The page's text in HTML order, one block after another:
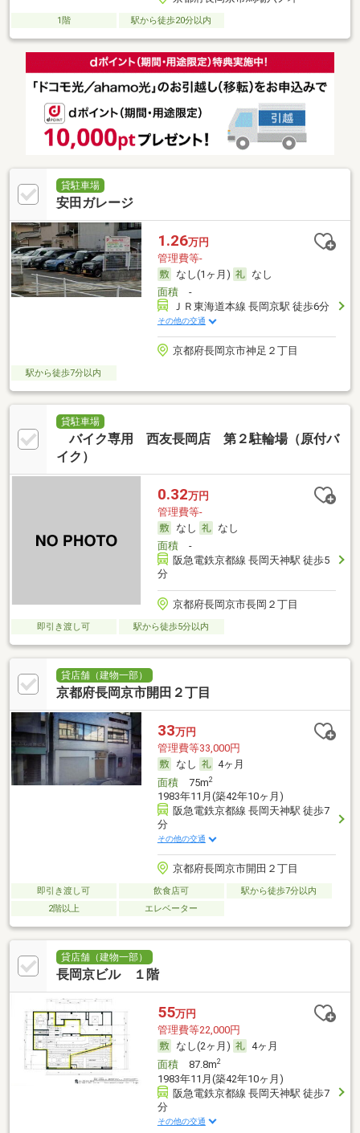
1階 駅から徒歩20分以内
貸駐車場
安田ガレージ
1.26万円
管理費等-
なし(1ヶ月)
なし
面積-
ＪＲ東海道本線 長岡京駅 徒歩6分
その他の交通
京都府長岡京市神足２丁目
駅から徒歩7分以内
貸駐車場
バイク専用 西友長岡店 第２駐輪場（原付バ
イク）
0.32万円
管理費等-
なし
なし
面積-
阪急電鉄京都線 長岡天神駅 徒歩5
分
京都府長岡京市長岡２丁目
即引き渡し可 駅から徒歩5分以内
貸店舗（建物一部）
京都府長岡京市開田２丁目
33万円
管理費等33,000円
なし
4ヶ月
面積75m2
1983年11月(築42年10ヶ月)
阪急電鉄京都線 長岡天神駅 徒歩7
分
その他の交通
京都府長岡京市開田２丁目
即引き渡し可 飲食店可
駅から徒歩7分以内
2階以上
エレベーター
貸店舗（建物一部）
長岡京ビル １階
55万円
管理費等22,000円
なし(2ヶ月)
4ヶ月
面積87.8m2
1983年11月(築42年10ヶ月)
阪急電鉄京都線 長岡天神駅 徒歩7
分
その他の交通